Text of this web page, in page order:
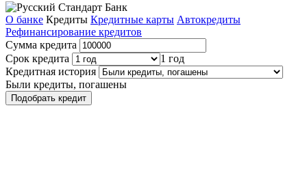
О банке Кредиты Кредитные карты Автокредиты
Рефинансирование кредитов
Сумма кредита
Срок кредита
1 год
Кредитная история
Были кредиты, погашены
Подобрать кредит